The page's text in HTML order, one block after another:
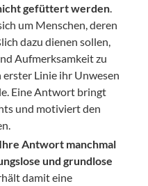
gefüttert werden
um Menschen, deren
dazu dienen sollen,
Aufmerksamkeit zu
Linie ihr Unwesen
Eine Antwort bringt
und motiviert den
Antwort manchmal
und grundlose
damit eine